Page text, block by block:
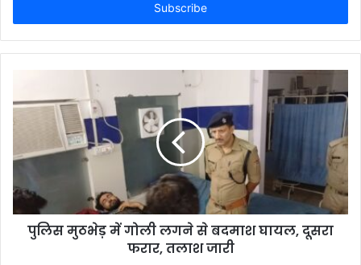
पुलिस मुठभेड़ में गोली लगने से बदमाश घायल, दूसरा
फरार, तलाश जारी